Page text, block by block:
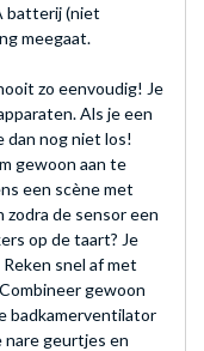
batterij (niet
meegaat.
zo eenvoudig! Je
Als je een
nog niet los!
gewoon aan te
een scène met
zodra de sensor een
op de taart? Je
snel af met
gewoon
badkamerventilator
nare geurtjes en